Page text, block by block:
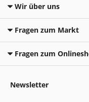
Wir über uns
Fragen zum Markt
Fragen zum
Newsletter